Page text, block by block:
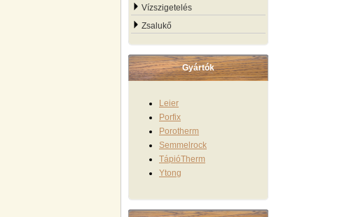
Vízszigetelés
Zsalukő
Gyártók
Leier
Porfix
Porotherm
Semmelrock
TápióTherm
Ytong